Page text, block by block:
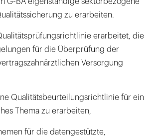
zu erarbeiten.
erarbeitet, die
für die Überprüfung der
Versorgung
Qualitätsbeurteilungsrichtlinie für ein
Thema zu erarbeiten,
für die datengestützte,